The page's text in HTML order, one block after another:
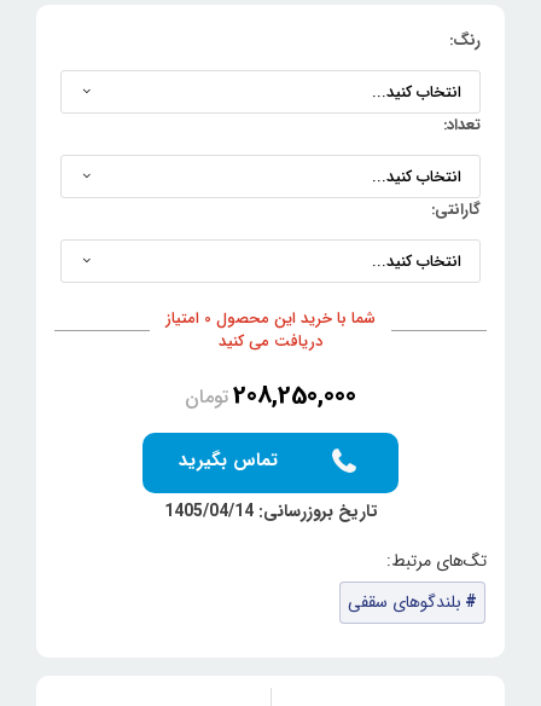
رنگ:
تعداد:
گارانتی:
شما با خرید این محصول 0 امتیاز
دریافت می کنید
208,250,000تومان
تماس بگیرید
تاریخ بروزرسانی: 1405/04/14
بلندگوهای سقفی